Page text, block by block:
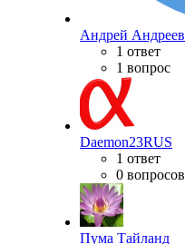
Андрей Андреев
1 ответ
1 вопрос
Daemon23RUS
1 ответ
0 вопросов
Пума Тайланд